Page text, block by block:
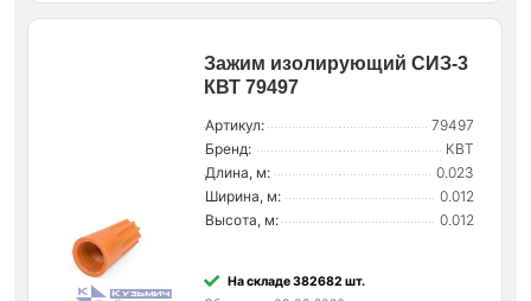
Зажим изолирующий СИЗ-3
КВТ 79497
Артикул:
79497
Бренд:
КВТ
Длина, м:
0.023
Ширина, м:
0.012
Высота, м:
0.012
На складе 382682 шт.